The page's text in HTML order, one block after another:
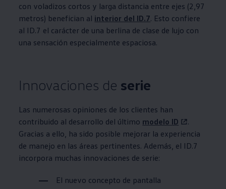
con voladizos cortos y larga distancia entre ejes (2,97
metros) benefician al interior del ID.7. Esto confiere
al ID.7 el carácter de una berlina de clase de lujo con
una sensación especialmente espaciosa.
Innovaciones de serie
Las numerosas opiniones de los clientes han
contribuido al desarrollo del último modelo ID
.
Gracias a ello, ha sido posible mejorar la experiencia
de manejo en las áreas pertinentes. Además, el ID.7
incorpora muchas innovaciones de serie:
El nuevo concepto de pantalla